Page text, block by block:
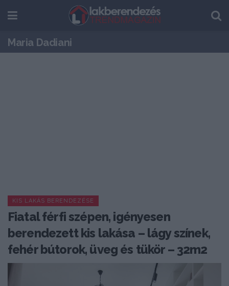
Maria Dadiani
KIS LAKÁS BERENDEZÉSE
Fiatal férfi szépen, igényesen
berendezett kis lakása – lágy színek,
fehér bútorok, üveg és tükör – 32m2